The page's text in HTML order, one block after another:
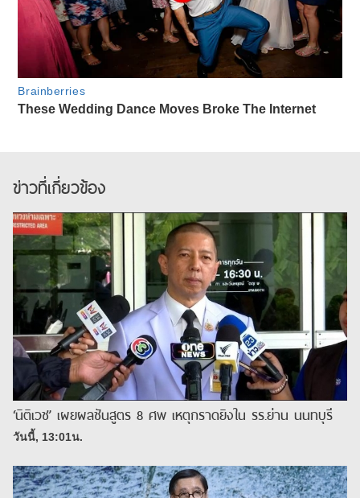
ข่าวที่เกี่ยวข้อง
‘นิติเวช’ เผยผลชันสูตร 8 ศพ เหตุกราดยิงใน รร.ย่าน นนทบุรี
วันนี้, 13:01น.